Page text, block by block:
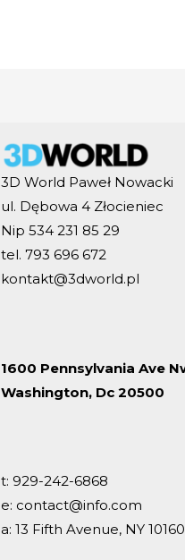
3D World Paweł Nowacki
ul. Dębowa 4 Złocieniec
Nip 534 231 85 29
tel. 793 696 672
kontakt@3dworld.pl
1600 Pennsylvania Ave
Washington, Dc 20500
t: 929-242-6868
e: contact@info.com
a: 13 Fifth Avenue, NY 10160